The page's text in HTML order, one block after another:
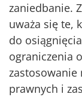
zaniedbanie.
uważa się te,
do
ograniczenia
zastosowanie
prawnych i